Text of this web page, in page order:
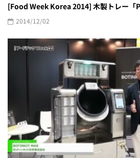
[Food Week Korea 2014] 木製トレー
2014/12/02